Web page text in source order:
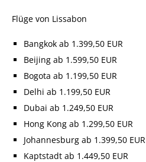
Flüge von Lissabon
Bangkok ab 1.399,50 EUR
Beijing ab 1.599,50 EUR
Bogota ab 1.199,50 EUR
Delhi ab 1.199,50 EUR
Dubai ab 1.249,50 EUR
Hong Kong ab 1.299,50 EUR
Johannesburg ab 1.399,50 EUR
Kaptstadt ab 1.449,50 EUR